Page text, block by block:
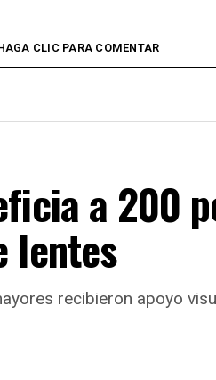
CLIC PARA COMENTAR
a 200
lentes
recibieron apoyo